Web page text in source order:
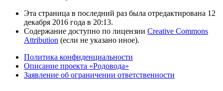
Эта страница в последний раз была отредактирована 12
декабря 2016 года в 20:13.
Содержание доступно по лицензии Creative Commons
Attribution (если не указано иное).
Политика конфиденциальности
Описание проекта «Родовода»
Заявление об ограничении ответственности